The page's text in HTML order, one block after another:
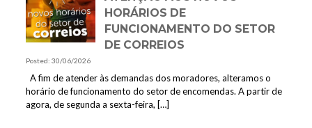
HORÁRIOS DE
FUNCIONAMENTO DO SETOR
DE CORREIOS
Posted: 30/06/2026
A fim de atender às demandas dos moradores, alteramos o
horário de funcionamento do setor de encomendas. A partir de
agora, de segunda a sexta-feira, […]